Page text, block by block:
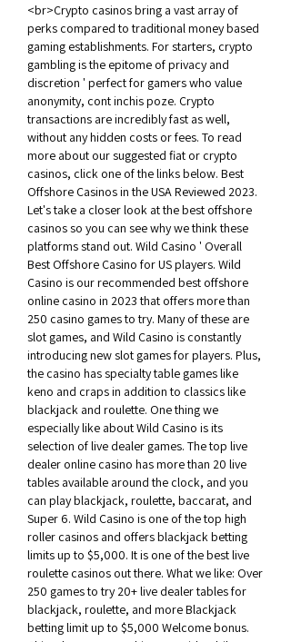
<br>Crypto casinos bring a vast array of
perks compared to traditional money based
gaming establishments. For starters, crypto
gambling is the epitome of privacy and
discretion ' perfect for gamers who value
anonymity, cont inchis poze. Crypto
transactions are incredibly fast as well,
without any hidden costs or fees. To read
more about our suggested fiat or crypto
casinos, click one of the links below. Best
Offshore Casinos in the USA Reviewed 2023.
Let's take a closer look at the best offshore
casinos so you can see why we think these
platforms stand out. Wild Casino ' Overall
Best Offshore Casino for US players. Wild
Casino is our recommended best offshore
online casino in 2023 that offers more than
250 casino games to try. Many of these are
slot games, and Wild Casino is constantly
introducing new slot games for players. Plus,
the casino has specialty table games like
keno and craps in addition to classics like
blackjack and roulette. One thing we
especially like about Wild Casino is its
selection of live dealer games. The top live
dealer online casino has more than 20 live
tables available around the clock, and you
can play blackjack, roulette, baccarat, and
Super 6. Wild Casino is one of the top high
roller casinos and offers blackjack betting
limits up to $5,000. It is one of the best live
roulette casinos out there. What we like: Over
250 games to try 20+ live dealer tables for
blackjack, roulette, and more Blackjack
betting limit up to $5,000 Welcome bonus.